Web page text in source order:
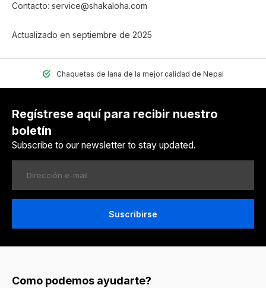
Contacto: service@shakaloha.com
Actualizado en septiembre de 2025
Chaquetas de lana de la mejor calidad de Nepal
Regístrese aquí para recibir nuestro
boletín
Subscribe to our newsletter to stay updated.
Suscribirse
Como podemos ayudarte?